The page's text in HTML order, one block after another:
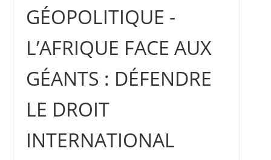
Ndayishimiye verrouille l’appareil
sécuritaire sous fond de peur d’un
GÉOPOLITIQUE -
L’AFRIQUE FACE AUX
GÉANTS : DÉFENDRE
LE DROIT
INTERNATIONAL